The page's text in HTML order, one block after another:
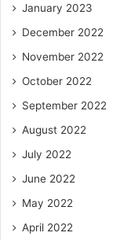
January 2023
December 2022
November 2022
October 2022
September 2022
August 2022
July 2022
June 2022
May 2022
April 2022